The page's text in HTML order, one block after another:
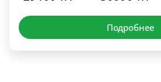
Подробнее